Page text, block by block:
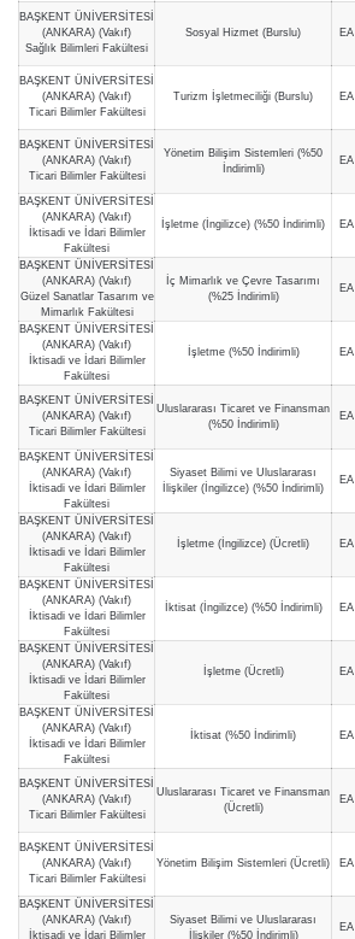
BAŞKENT ÜNİVERSİTESİ
(ANKARA) (Vakıf)
Sağlık Bilimleri Fakültesi
Sosyal Hizmet (Burslu) EA
BAŞKENT ÜNİVERSİTESİ
(ANKARA) (Vakıf)
Ticari Bilimler Fakültesi
Turizm İşletmeciliği (Burslu) EA
BAŞKENT ÜNİVERSİTESİ
(ANKARA) (Vakıf)
Ticari Bilimler Fakültesi
Yönetim Bilişim Sistemleri (%50
İndirimli)
EA
BAŞKENT ÜNİVERSİTESİ
(ANKARA) (Vakıf)
İktisadi ve İdari Bilimler
Fakültesi
İşletme (İngilizce) (%50 İndirimli) EA
BAŞKENT ÜNİVERSİTESİ
(ANKARA) (Vakıf)
Güzel Sanatlar Tasarım ve
Mimarlık Fakültesi
İç Mimarlık ve Çevre Tasarımı
(%25 İndirimli)
EA
BAŞKENT ÜNİVERSİTESİ
(ANKARA) (Vakıf)
İktisadi ve İdari Bilimler
Fakültesi
İşletme (%50 İndirimli) EA
BAŞKENT ÜNİVERSİTESİ
(ANKARA) (Vakıf)
Ticari Bilimler Fakültesi
Uluslararası Ticaret ve Finansman
(%50 İndirimli)
EA
BAŞKENT ÜNİVERSİTESİ
(ANKARA) (Vakıf)
İktisadi ve İdari Bilimler
Fakültesi
Siyaset Bilimi ve Uluslararası
İlişkiler (İngilizce) (%50 İndirimli)
EA
BAŞKENT ÜNİVERSİTESİ
(ANKARA) (Vakıf)
İktisadi ve İdari Bilimler
Fakültesi
İşletme (İngilizce) (Ücretli) EA
BAŞKENT ÜNİVERSİTESİ
(ANKARA) (Vakıf)
İktisadi ve İdari Bilimler
Fakültesi
İktisat (İngilizce) (%50 İndirimli) EA
BAŞKENT ÜNİVERSİTESİ
(ANKARA) (Vakıf)
İktisadi ve İdari Bilimler
Fakültesi
İşletme (Ücretli) EA
BAŞKENT ÜNİVERSİTESİ
(ANKARA) (Vakıf)
İktisadi ve İdari Bilimler
Fakültesi
İktisat (%50 İndirimli) EA
BAŞKENT ÜNİVERSİTESİ
(ANKARA) (Vakıf)
Ticari Bilimler Fakültesi
Uluslararası Ticaret ve Finansman
(Ücretli)
EA
BAŞKENT ÜNİVERSİTESİ
(ANKARA) (Vakıf)
Ticari Bilimler Fakültesi
Yönetim Bilişim Sistemleri (Ücretli) EA
BAŞKENT ÜNİVERSİTESİ
(ANKARA) (Vakıf)
İktisadi ve İdari Bilimler
Siyaset Bilimi ve Uluslararası
İlişkiler (%50 İndirimli)
EA